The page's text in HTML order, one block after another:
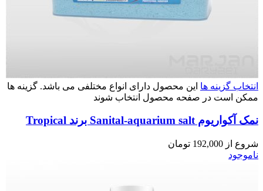
انتخاب گزینه ها این محصول دارای انواع مختلفی می باشد. گزینه ها
ممکن است در صفحه محصول انتخاب شوند
نمک آکواریوم Sanital-aquarium salt برند Tropical
شروع از 192,000 تومان
ناموجود